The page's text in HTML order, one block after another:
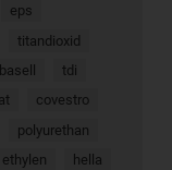
eps
titandioxid
tdi
covestro
polyurethan
ethylen
hella